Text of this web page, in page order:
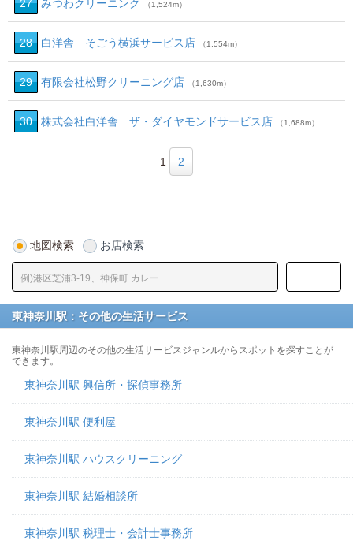
27 みつわクリーニング （1,524m）
28 白洋舎 そごう横浜サービス店 （1,554m）
29 有限会社松野クリーニング店 （1,630m）
30 株式会社白洋舎 ザ・ダイヤモンドサービス店 （1,688m）
1 2
地図検索 お店検索
東神奈川駅：その他の生活サービス
東神奈川駅周辺のその他の生活サービスジャンルからスポットを探すことが
できます。
東神奈川駅 興信所・探偵事務所
東神奈川駅 便利屋
東神奈川駅 ハウスクリーニング
東神奈川駅 結婚相談所
東神奈川駅 税理士・会計士事務所